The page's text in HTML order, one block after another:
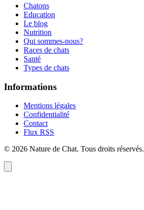
Chatons
Education
Le blog
Nutrition
Qui sommes-nous?
Races de chats
Santé
Types de chats
Informations
Mentions légales
Confidentialité
Contact
Flux RSS
© 2026 Nature de Chat. Tous droits réservés.